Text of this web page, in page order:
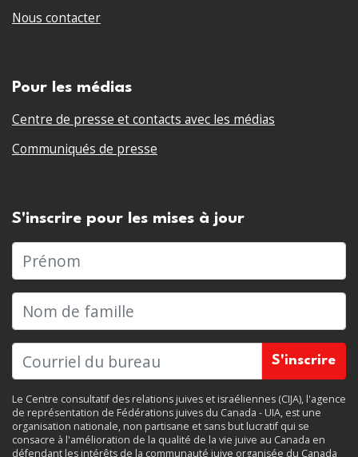
Nous contacter
Pour les médias
Centre de presse et contacts avec les médias
Communiqués de presse
S'inscrire pour les mises à jour
Prénom
Nom de famille
Le Centre consultatif des relations juives et israéliennes (CIJA), l'agence
de représentation de Fédérations juives du Canada - UIA, est une
organisation nationale, non partisane et sans but lucratif qui se
consacre à l'amélioration de la qualité de la vie juive au Canada en
défendant les intérêts de la communauté juive organisée du Canada